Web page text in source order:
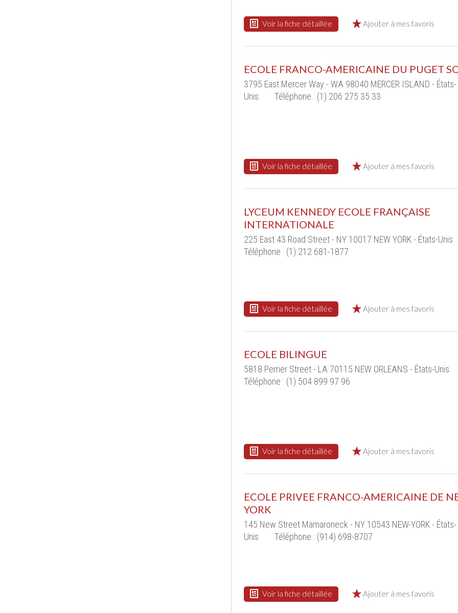
Voir la fiche détaillée Ajouter à mes favoris
ECOLE FRANCO-AMERICAINE DU PUGET
3795 East Mercer Way - WA 98040 MERCER ISLAND - États-
Unis
Téléphone : (1) 206 275 35 33
Voir la fiche détaillée Ajouter à mes favoris
LYCEUM KENNEDY ECOLE FRANÇAISE
INTERNATIONALE
225 East 43 Road Street - NY 10017 NEW YORK - États-Unis
Téléphone : (1) 212 681-1877
Voir la fiche détaillée Ajouter à mes favoris
ECOLE BILINGUE
5818 Perrier Street - LA 70115 NEW ORLEANS - États-Unis
Téléphone : (1) 504 899 97 96
Voir la fiche détaillée Ajouter à mes favoris
ECOLE PRIVEE FRANCO-AMERICAINE DE
YORK
145 New Street Mamaroneck - NY 10543 NEW-YORK - États-
Unis
Téléphone : (914) 698-8707
Voir la fiche détaillée Ajouter à mes favoris